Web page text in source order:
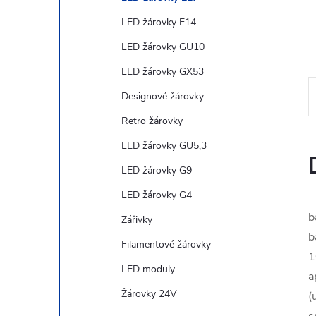
LED žárovky E14
LED žárovky GU10
LED žárovky GX53
Designové žárovky
Retro žárovky
LED žárovky GU5,3
LED žárovky G9
LED žárovky G4
Zářivky
Filamentové žárovky
LED moduly
Žárovky 24V